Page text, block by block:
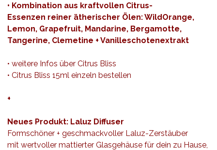
• Kombination aus kraftvollen Citrus-
Essenzen reiner ätherischer Ölen: WildOrange,
Lemon, Grapefruit, Mandarine, Bergamotte,
Tangerine, Clemetine + Vanilleschotenextrakt
• weitere Infos über Citrus Bliss
• Citrus Bliss 15ml einzeln bestellen
+
Neues Produkt: Laluz Diffuser
Formschöner + geschmackvoller Laluz-Zerstäuber
mit wertvoller mattierter Glasgehäuse für dein zu Hause,